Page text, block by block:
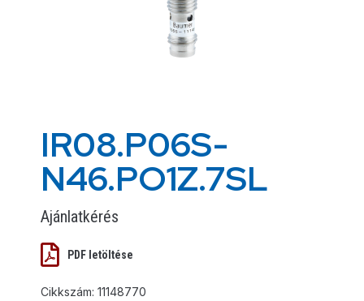
IR08.P06S-
N46.PO1Z.7SL
Ajánlatkérés
PDF letöltése
Cikkszám: 11148770